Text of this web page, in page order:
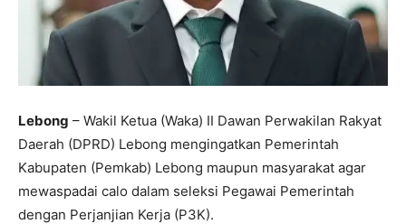
Lebong – Wakil Ketua (Waka) II Dawan Perwakilan Rakyat
Daerah (DPRD) Lebong mengingatkan Pemerintah
Kabupaten (Pemkab) Lebong maupun masyarakat agar
mewaspadai calo dalam seleksi Pegawai Pemerintah
dengan Perjanjian Kerja (P3K).